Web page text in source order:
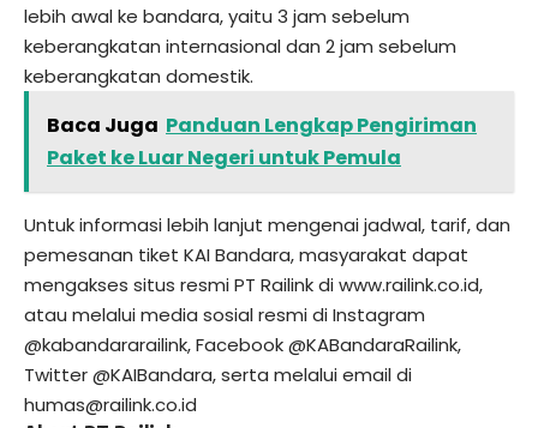
lebih awal ke bandara, yaitu 3 jam sebelum
keberangkatan internasional dan 2 jam sebelum
keberangkatan domestik.
Baca Juga Panduan Lengkap Pengiriman
Paket ke Luar Negeri untuk Pemula
Untuk informasi lebih lanjut mengenai jadwal, tarif, dan
pemesanan tiket KAI Bandara, masyarakat dapat
mengakses situs resmi PT Railink di www.railink.co.id,
atau melalui media sosial resmi di Instagram
@kabandararailink, Facebook @KABandaraRailink,
Twitter @KAIBandara, serta melalui email di
humas@railink.co.id